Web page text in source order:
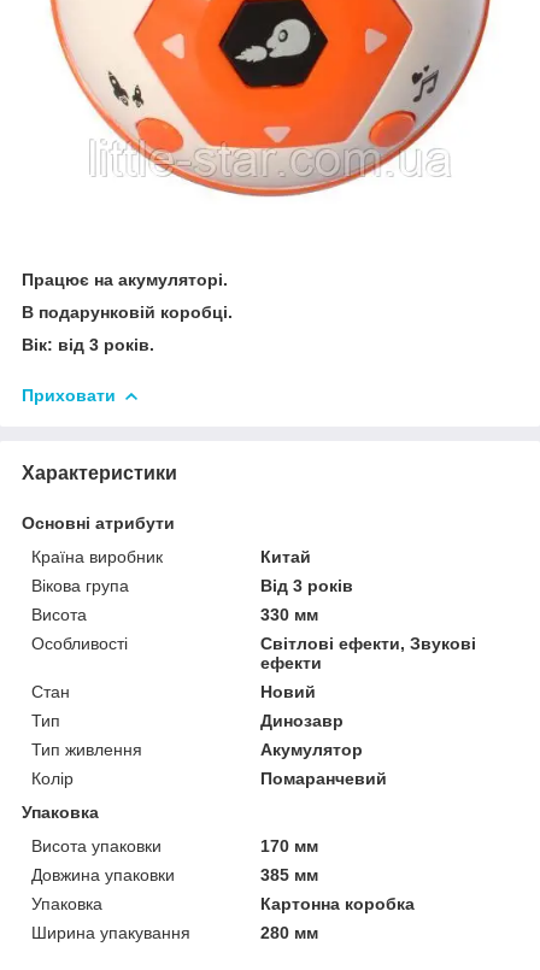
Працює на акумуляторі.
В подарунковій коробці.
Вік: від 3 років.
Приховати
Характеристики
Основні атрибути
Країна виробник
Китай
Вікова група
Від 3 років
Висота
330 мм
Особливості
Світлові ефекти, Звукові
ефекти
Стан
Новий
Тип
Динозавр
Тип живлення
Акумулятор
Колір
Помаранчевий
Упаковка
Висота упаковки
170 мм
Довжина упаковки
385 мм
Упаковка
Картонна коробка
Ширина упакування
280 мм